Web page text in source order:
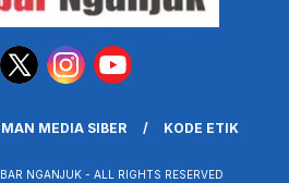
MEDIA SIBER KODE ETIK
NGANJUK - ALL RIGHTS RESERVED